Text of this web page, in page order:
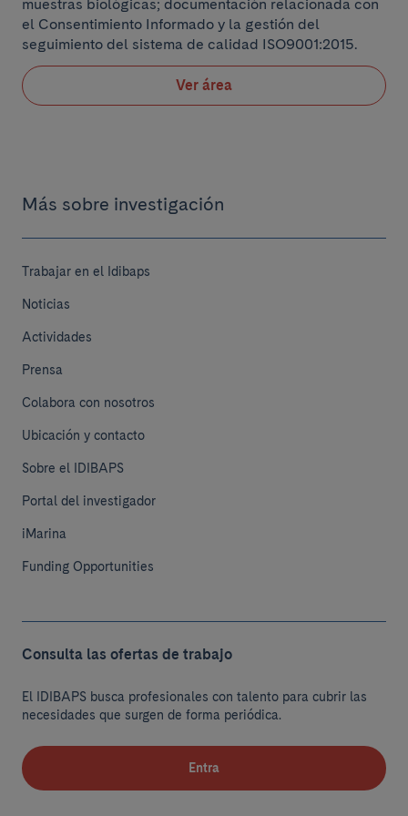
muestras biológicas; documentación relacionada con
el Consentimiento Informado y la gestión del
seguimiento del sistema de calidad ISO9001:2015.
Ver área
Más sobre investigación
Trabajar en el Idibaps
Noticias
Actividades
Prensa
Colabora con nosotros
Ubicación y contacto
Sobre el IDIBAPS
Portal del investigador
iMarina
Funding Opportunities
Consulta las ofertas de trabajo
El IDIBAPS busca profesionales con talento para cubrir las
necesidades que surgen de forma periódica.
Entra